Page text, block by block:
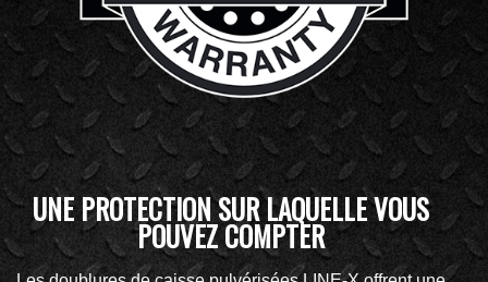
UNE PROTECTION SUR LAQUELLE VOUS
POUVEZ COMPTER